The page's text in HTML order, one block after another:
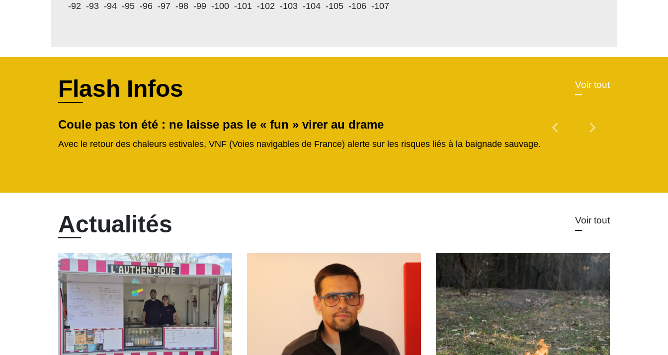
-92 -93 -94 -95 -96 -97 -98 -99 -100 -101 -102 -103 -104 -105 -106 -107
Flash Infos Voir tout
Coule pas ton été : ne laisse pas le « fun » virer au drame
Avec le retour des chaleurs estivales, VNF (Voies navigables de France) alerte sur les risques liés à la baignade sauvage.
chevron_left Previous
chevron_right
Actualités Voir tout